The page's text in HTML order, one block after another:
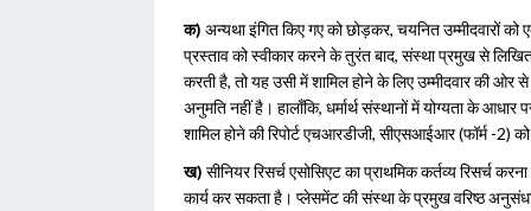
क) अन्यथा इंगित किए गए को छोड़कर, चयनित उम्मीदवारों
प्रस्ताव को स्वीकार करने के तुरंत बाद, संस्था प्रमुख से
करती है, तो यह उसी में शामिल होने के लिए उम्मीदवार की ओर
अनुमति नहीं है। हालाँकि, धर्मार्थ संस्थानों में योग्यता के
शामिल होने की रिपोर्ट एचआरडीजी, सीएसआईआर (फॉर्म -2)
ख) सीनियर रिसर्च एसोसिएट का प्राथमिक कर्तव्य रिसर्च
कार्य कर सकता है। प्लेसमेंट की संस्था के प्रमुख वरिष्ठ